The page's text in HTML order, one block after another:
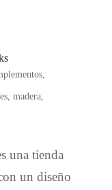
,
, madera,
una tienda
un diseño